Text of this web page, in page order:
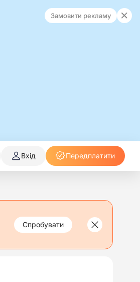
Замовити рекламу
Вхід Передплатити
Спробувати